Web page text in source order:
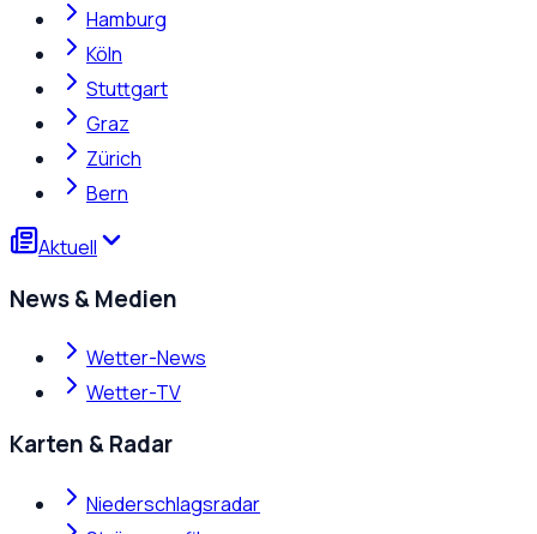
Hamburg
Köln
Stuttgart
Graz
Zürich
Bern
Aktuell
News & Medien
Wetter-News
Wetter-TV
Karten & Radar
Niederschlagsradar